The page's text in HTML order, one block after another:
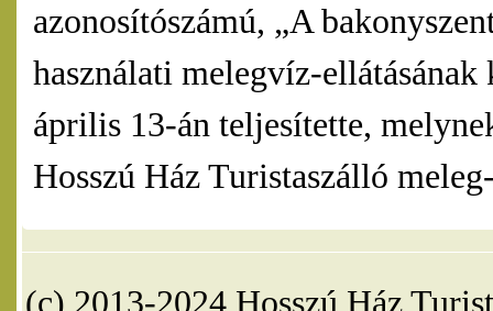
azonosítószámú, „A
használati melegvíz-
április 13-án teljesítette,
Hosszú Ház Turistaszálló
(c) 2013-2024 Hosszú Ház